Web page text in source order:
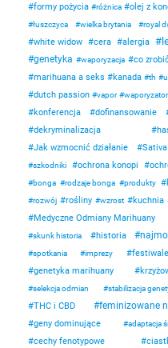
formy pożycia
różnica olej z
łuszczyca wielka brytania royal
white widow cera alergia
genetyka waporyzacja co
marihuana a seks kanada th
dutch passion vapor waporyzator
konferencja
dofinansowanie
dekryminalizacja
Jak wzmocnić działanie
szkodniki ochrona konopi
bonga
rodzaje bonga produkty
rozwój
rośliny wzrost kuchnia
Medyczne Odmiany Marihuany
skunk historia
historia
spotkania
imprezy festiwale
genetyka marihuany
selekcja odmian stabilizacja
THC i CBD feminizowane
geny dominujące adaptacja
cechy fenotypowe